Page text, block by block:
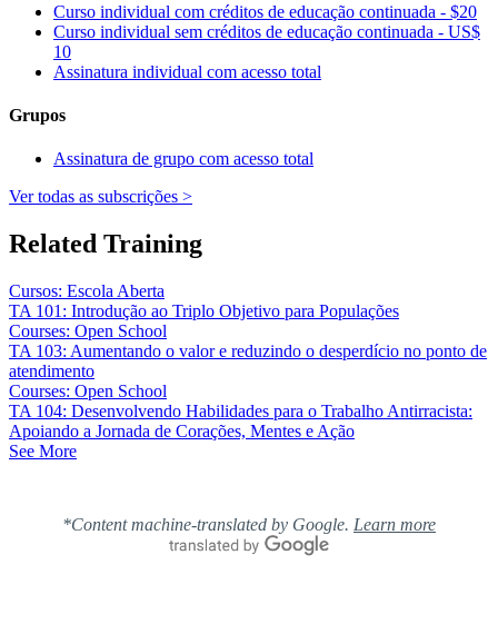
Curso individual com créditos de educação continuada - $20
Curso individual sem créditos de educação continuada - US$
10
Assinatura individual com acesso total
Grupos
Assinatura de grupo com acesso total
Ver todas as subscrições >
Related Training
Cursos: Escola Aberta
TA 101: Introdução ao Triplo Objetivo para Populações
Courses: Open School
TA 103: Aumentando o valor e reduzindo o desperdício no ponto de
atendimento
Courses: Open School
TA 104: Desenvolvendo Habilidades para o Trabalho Antirracista:
Apoiando a Jornada de Corações, Mentes e Ação
See More
*Content machine-translated by Google. Learn more